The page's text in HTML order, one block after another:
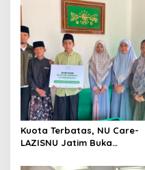
Kuota Terbatas, NU Care-
LAZISNU Jatim Buka